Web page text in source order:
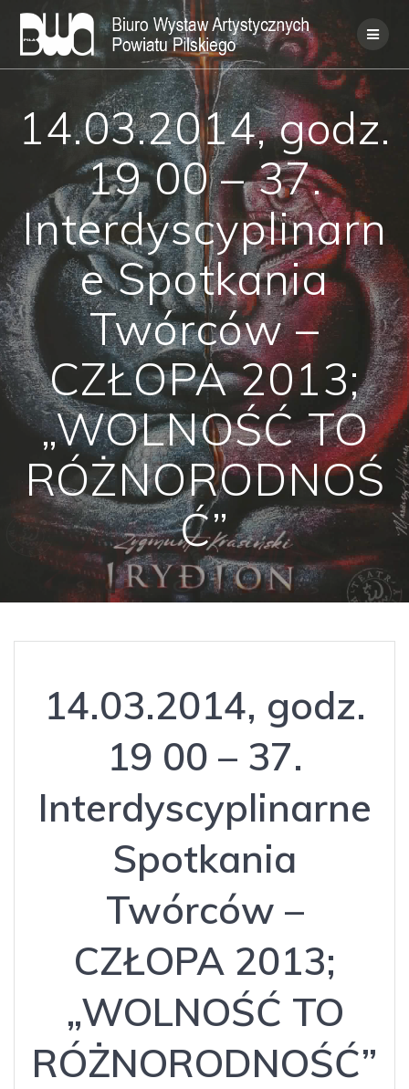
Skip
to
content
14.03.2014, godz.
19 00 – 37.
Interdyscyplinarn
e Spotkania
Twórców –
CZŁOPA 2013;
„WOLNOŚĆ TO
RÓŻNORODNOŚ
Ć”
14.03.2014, godz.
19 00 – 37.
Interdyscyplinarne
Spotkania
Twórców –
CZŁOPA 2013;
„WOLNOŚĆ TO
RÓŻNORODNOŚĆ”